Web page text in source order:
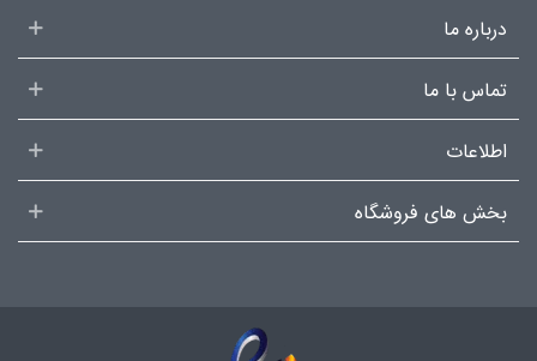
درباره ما
تماس با ما
اطلاعات
بخش های فروشگاه